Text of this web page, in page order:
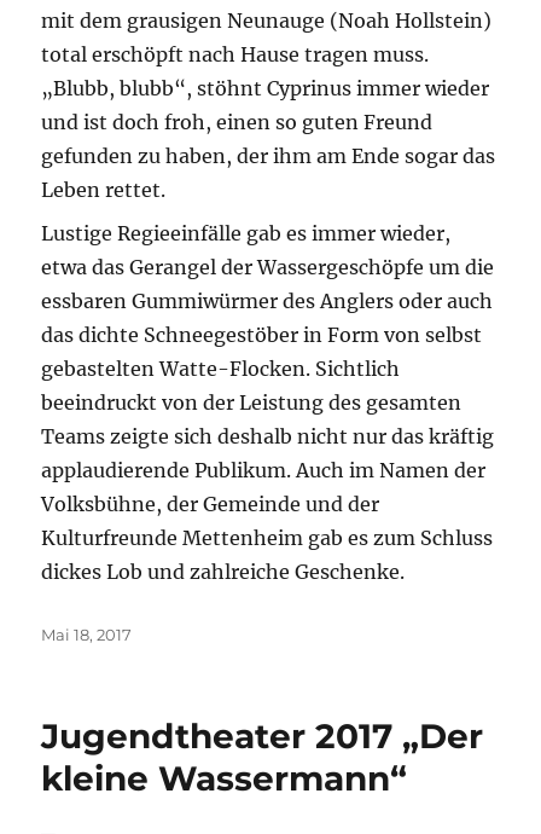
mit dem grausigen Neunauge (Noah Hollstein)
total erschöpft nach Hause tragen muss.
„Blubb, blubb“, stöhnt Cyprinus immer wieder
und ist doch froh, einen so guten Freund
gefunden zu haben, der ihm am Ende sogar das
Leben rettet.
Lustige Regieeinfälle gab es immer wieder,
etwa das Gerangel der Wassergeschöpfe um die
essbaren Gummiwürmer des Anglers oder auch
das dichte Schneegestöber in Form von selbst
gebastelten Watte-Flocken. Sichtlich
beeindruckt von der Leistung des gesamten
Teams zeigte sich deshalb nicht nur das kräftig
applaudierende Publikum. Auch im Namen der
Volksbühne, der Gemeinde und der
Kulturfreunde Mettenheim gab es zum Schluss
dickes Lob und zahlreiche Geschenke.
Veröffentlicht
Mai 18, 2017
Jugendtheater 2017 „Der
kleine Wassermann“